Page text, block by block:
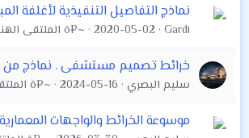
نماذج التفاصيل التنفيذية لأغلفة المباني 002 . أغلفة مباني تصاميم معمارية . هندسة .
Gardi
2020-05-02 ~¤ô الملتقى الهندسي ô¤~
خرائط تصميم مستشفى . نماذج من
سليم البصري 2024-05-16 ~¤ô الملتقى الهندسي ô¤~
موسوعة الخرائط والواجهات